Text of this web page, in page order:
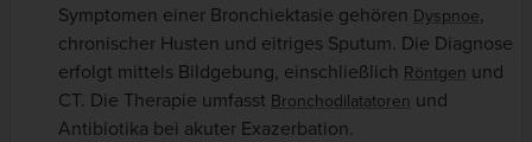
Symptomen einer Bronchiektasie gehören Dyspnoe,
chronischer Husten und eitriges Sputum. Die Diagnose
erfolgt mittels Bildgebung, einschließlich Röntgen und
CT. Die Therapie umfasst Bronchodilatatoren und
Antibiotika bei akuter Exazerbation.